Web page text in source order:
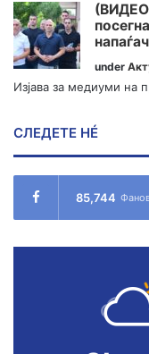
under
Изјава за медиуми на
СЛЕДЕТЕ НÉ
85,744